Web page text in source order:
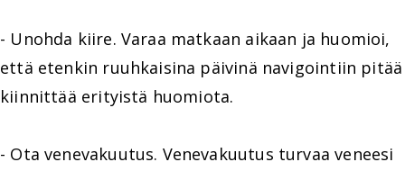
- Unohda kiire. Varaa matkaan aikaan ja huomioi,
että etenkin ruuhkaisina päivinä navigointiin pitää
kiinnittää erityistä huomiota.
- Ota venevakuutus. Venevakuutus turvaa veneesi